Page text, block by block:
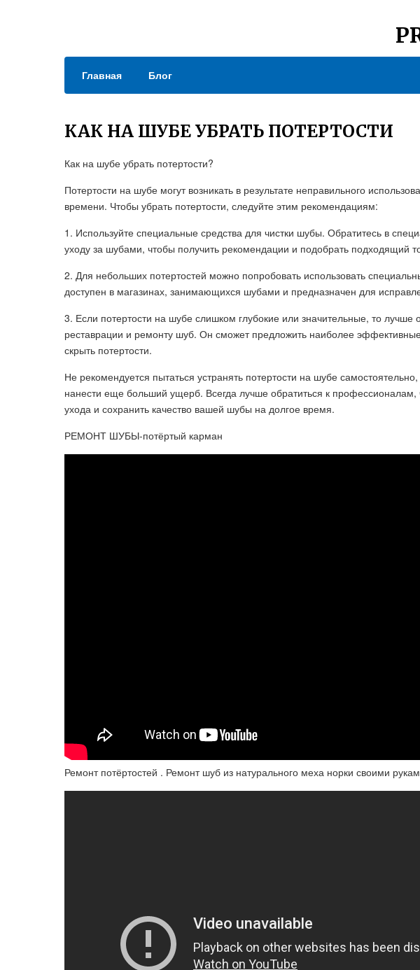
Главная Блог
КАК НА ШУБЕ УБРАТЬ ПОТЕРТОСТИ
Как на шубе убрать потертости?
Потертости на шубе могут возникать в результате неправильного
времени. Чтобы убрать потертости, следуйте этим рекомендациям:
1. Используйте специальные средства для чистки шубы. Обратитесь в
уходу за шубами, чтобы получить рекомендации и подобрать подходящий
2. Для небольших потертостей можно попробовать использовать
доступен в магазинах, занимающихся шубами и предназначен для
3. Если потертости на шубе слишком глубокие или значительные, то лучше
реставрации и ремонту шуб. Он сможет предложить наиболее
скрыть потертости.
Не рекомендуется пытаться устранять потертости на шубе
нанести еще больший ущерб. Всегда лучше обратиться к профессионалам,
ухода и сохранить качество вашей шубы на долгое время.
РЕМОНТ ШУБЫ-потёртый карман
Ремонт потёртостей . Ремонт шуб из натурального меха норки своими